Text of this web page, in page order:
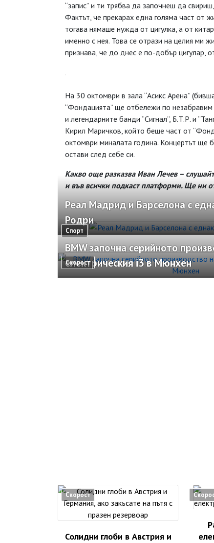
“запис” и ти трябва да започнеш да
Фактът, че прекарах една голяма част от
тогава нямаше нужда от цигулка, а от
именно с нея. Това се отрази на целия ми
признава, че до днес е по-добър цигулар,
На 30 октомври в зала “Асикс Арена”
“Фондацията” ще отбележи по незабравим
и легендарните банди “Сигнал”, Б.Т.Р. и
Кирил Маричков, който беше част от
октомври миналата година. Концертът ще
остави след себе си.
Какво още разказва Иван Лечев –
и във всички подкаст платформи. Ще ни
Спорт
Реал Мадрид и Барселона с
Родри
Скорост
BMW започна серийното
електрическия i3 в Мюнхен
Скорост
Солидни глоби в Австрия и